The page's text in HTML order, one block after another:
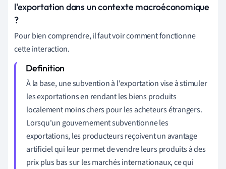
l'exportation dans un contexte macroéconomique
?
Pour bien comprendre, il faut voir comment fonctionne
cette interaction.
À la base, une subvention à l'exportation vise à stimuler
les exportations en rendant les biens produits
localement moins chers pour les acheteurs étrangers.
Lorsqu'un gouvernement subventionne les
exportations, les producteurs reçoivent un avantage
artificiel qui leur permet de vendre leurs produits à des
prix plus bas sur les marchés internationaux, ce qui